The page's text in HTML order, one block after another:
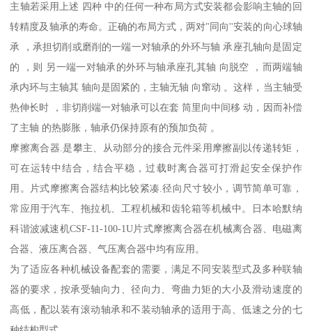
主轴若采用上述 四种 中的任何一种布局方式安装都会影响主轴的回
转精度及轴承的寿命。正确的布局方式，两对"同向''安装的向心球轴
承 ，承担切削或磨削的一端一对轴承的外环与轴 承座孔轴向是固定
的 ，则 另一端一对轴承的外环与轴承座孔其轴 向脱空 ，而两端轴
承内环与主轴其 轴向是固紧的，主轴无轴 向窜动 。这样，当主轴受
热伸长时 ，非切削端一对轴承可以在套 筒里向中间移 动，因而补偿
了主轴 的热膨胀，轴承仍保持原有的预加负荷 。
摩擦离合器.是攀主、从动部分的接合元件采用摩擦副以传递转矩，
可在运转中结合，结合平稳，过载时离合器可打滑起安全保护作
用。片式摩擦离合器结构比较紧凑.径向尺寸较小，调节简单可靠，
常应用于汽车、拖拉机、工程机械和齿轮箱等机械中。日本哈默纳
科谐波减速机CSF-11-100-1U片式摩擦离合器在机械离合器、电磁离
合器、液压离合器、气压离合器中均有应用。
为了适应各种机械设备配套的需要，满足不同安装型式及多种联轴
器的要求，按承受轴向力、径向力、弯曲力矩的大小及滑动速度的
高低，配以装有滚动轴承和不装动轴承的适用于高、低速之分的七